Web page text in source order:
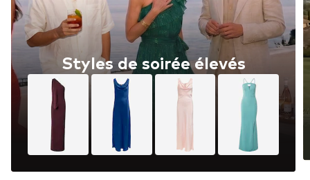
Styles de soirée élevés